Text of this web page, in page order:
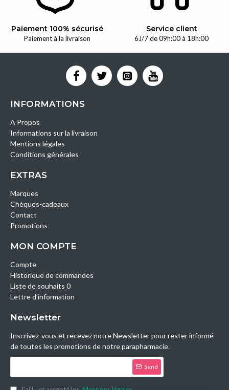
Paiement 100% sécurisé
Paiement à la livraison
Service client
6J/7 de 09h:00 à 18h:00
INFORMATIONS
A Propos
Informations sur la livraison
Mentions légales
Conditions générales
EXTRAS
Marques
Chèques-cadeaux
Contact
Promotions
MON COMPTE
Compte
Historique de commandes
Liste de souhaits 0
Lettre d’information
Newsletter
Inscrivez-vous et recevez notre Newsletter pour rester informé
de toutes les promotions de notre parapharmacie.
Send